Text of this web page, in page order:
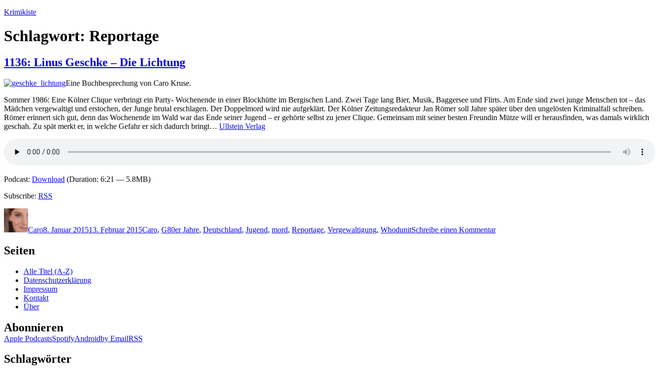
Zum
springen
Krimikiste
Schlagwort: Reportage
1136: Linus Geschke – Die Lichtung
Eine Buchbesprechung von Caro Kruse.
Sommer 1986: Eine Kölner Clique verbringt ein Party- Wochenende in einer Blockhütte im Bergischen Land. Zwei Tage lang Bier, Musik, Baggersee und Flirts. Am Ende sind zwei junge Menschen tot – das
Mädchen vergewaltigt und erstochen, der Junge brutal erschlagen. Der Doppelmord wird nie aufgeklärt. Der Kölner Zeitungsredakteur Jan Römer soll Jahre später über den ungelösten Kriminalfall schreiben.
Römer erinnert sich gut, denn das Wochenende im Wald war das Ende seiner Jugend – er gehörte selbst zu jener Clique. Gemeinsam mit seiner besten Freundin Mütze will er herausfinden, was damals wirklich
geschah. Zu spät merkt er, in welche Gefahr er sich dadurch bringt… Ullstein Verlag
Podcast: Download (Duration: 6:21 — 5.8MB)
Subscribe: RSS
Autor
Caro8. Januar 201513. Februar 2015Caro, G80er Jahre, Deutschland, Jugend, mord, Reportage, Vergewaltigung, WhodunitSchreibe einen KommentarLinus
Seiten
Alle Titel (A-Z)
Datenschutzerklärung
Impressum
Kontakt
Über
Abonnieren
Apple PodcastsSpotifyAndroidby EmailRSS
Schlagwörter